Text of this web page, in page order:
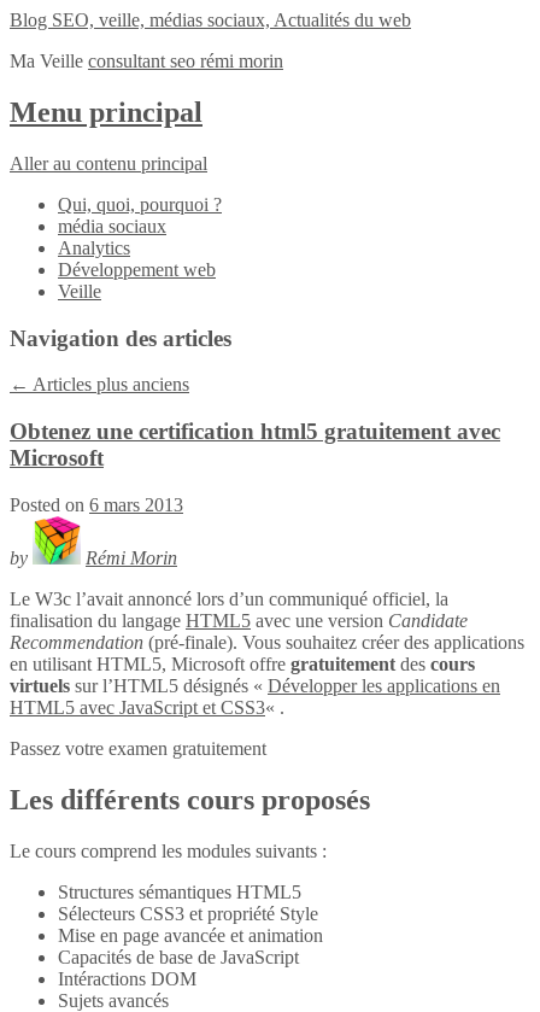
Blog SEO, veille, médias sociaux, Actualités du web
Ma Veille consultant seo rémi morin
Menu principal
Aller au contenu principal
Qui, quoi, pourquoi ?
média sociaux
Analytics
Développement web
Veille
Navigation des articles
← Articles plus anciens
Obtenez une certification html5 gratuitement avec
Microsoft
Posted on 6 mars 2013
by
Rémi Morin
Le W3c l’avait annoncé lors d’un communiqué officiel, la
finalisation du langage HTML5 avec une version Candidate
Recommendation (pré-finale). Vous souhaitez créer des applications
en utilisant HTML5, Microsoft offre gratuitement des cours
virtuels sur l’HTML5 désignés « Développer les applications en
HTML5 avec JavaScript et CSS3« .
Passez votre examen gratuitement
Les différents cours proposés
Le cours comprend les modules suivants :
Structures sémantiques HTML5
Sélecteurs CSS3 et propriété Style
Mise en page avancée et animation
Capacités de base de JavaScript
Intéractions DOM
Sujets avancés